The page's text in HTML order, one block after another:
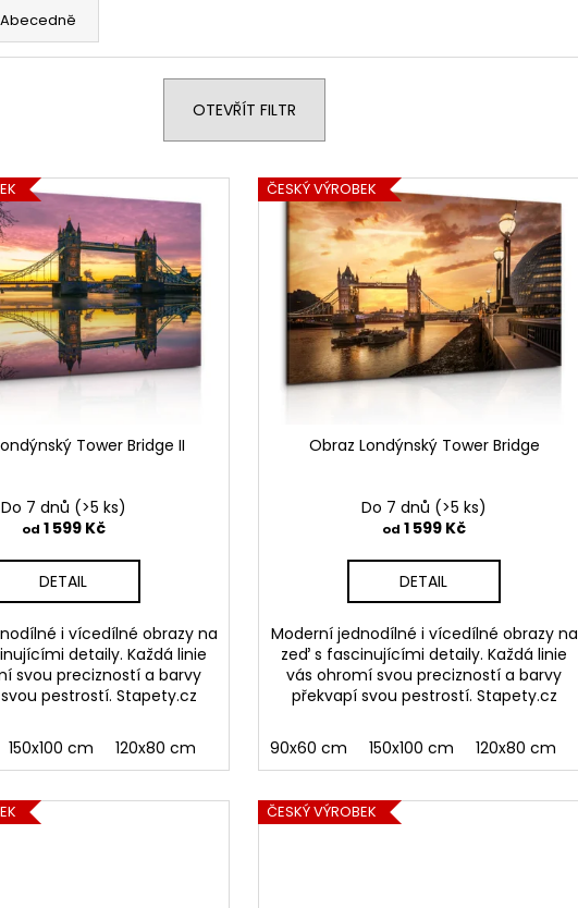
Abecedně
OTEVŘÍT FILTR
Tower Bridge II
Do 7 dnů (>5 ks)
od 1 599 Kč
DETAIL
i vícedílné obrazy na
detaily. Každá linie
svou precizností a barvy
pestrostí. Stapety.cz
150x100 cm 120x80 cm
ČESKÝ VÝROBEK
Obraz Londýnský Tower Bridge
Do 7 dnů (>5 ks)
od 1 599 Kč
DETAIL
Moderní jednodílné i vícedílné obrazy na
zeď s fascinujícími detaily. Každá linie
vás ohromí svou precizností a barvy
překvapí svou pestrostí. Stapety.cz
90x60 cm 150x100 cm 120x80 cm
ČESKÝ VÝROBEK
1 599 Kč